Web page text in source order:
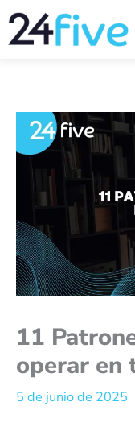
contenido
11
operar en
5 de junio de 2025